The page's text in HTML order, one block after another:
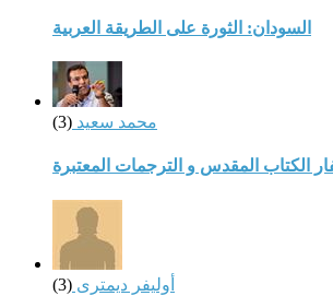
السودان: الثورة على الطريقة العربية
محمد سعيد (3)
الكتاب المقدس و الترجمات المعتبرة
أوليفر ديمترى (3)